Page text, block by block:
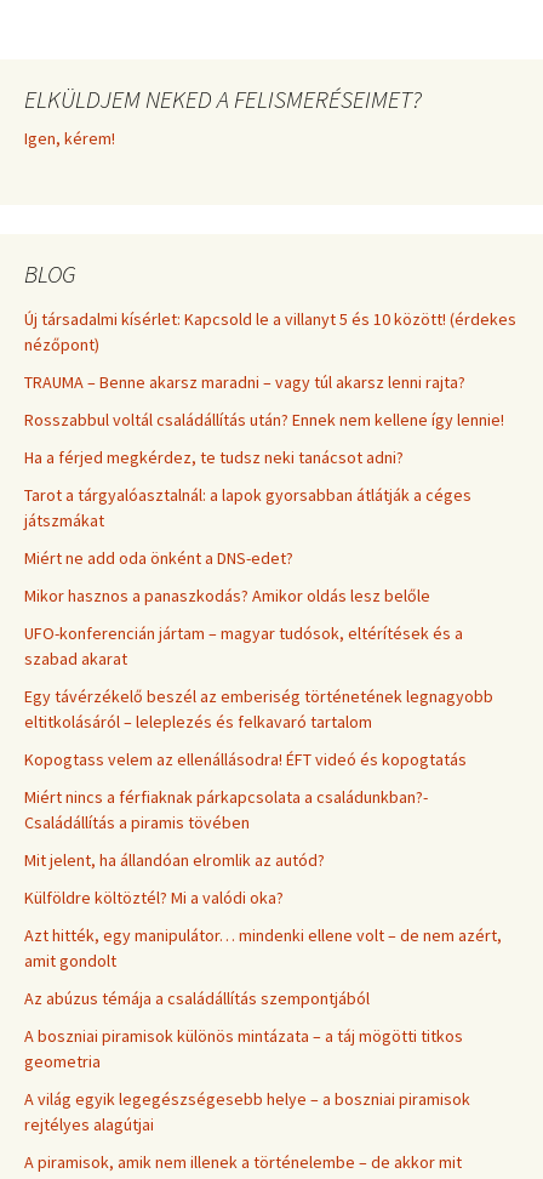
ELKÜLDJEM NEKED A FELISMERÉSEIMET?
Igen, kérem!
BLOG
Új társadalmi kísérlet: Kapcsold le a villanyt 5 és 10 között! (érdekes
nézőpont)
TRAUMA – Benne akarsz maradni – vagy túl akarsz lenni rajta?
Rosszabbul voltál családállítás után? Ennek nem kellene így lennie!
Ha a férjed megkérdez, te tudsz neki tanácsot adni?
Tarot a tárgyalóasztalnál: a lapok gyorsabban átlátják a céges
játszmákat
Miért ne add oda önként a DNS-edet?
Mikor hasznos a panaszkodás? Amikor oldás lesz belőle
UFO-konferencián jártam – magyar tudósok, eltérítések és a
szabad akarat
Egy távérzékelő beszél az emberiség történetének legnagyobb
eltitkolásáról – leleplezés és felkavaró tartalom
Kopogtass velem az ellenállásodra! ÉFT videó és kopogtatás
Miért nincs a férfiaknak párkapcsolata a családunkban?-
Családállítás a piramis tövében
Mit jelent, ha állandóan elromlik az autód?
Külföldre költöztél? Mi a valódi oka?
Azt hitték, egy manipulátor… mindenki ellene volt – de nem azért,
amit gondolt
Az abúzus témája a családállítás szempontjából
A boszniai piramisok különös mintázata – a táj mögötti titkos
geometria
A világ egyik legegészségesebb helye – a boszniai piramisok
rejtélyes alagútjai
A piramisok, amik nem illenek a történelembe – de akkor mit